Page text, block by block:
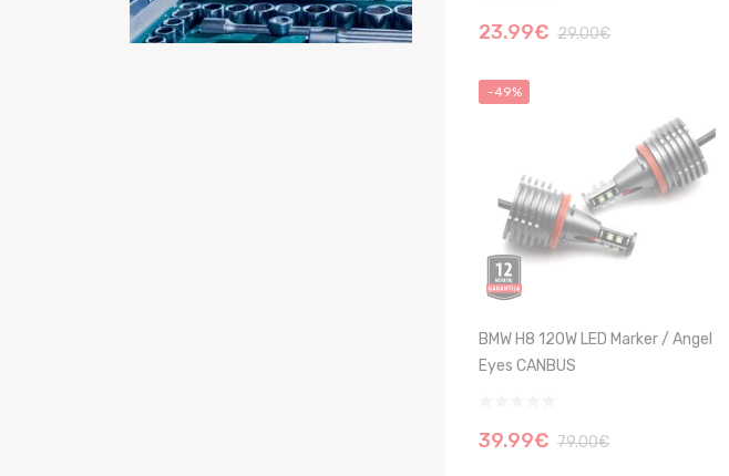
23.99€ 29.00€
-49%
BMW H8 120W LED Marker / Angel
Eyes CANBUS
39.99€ 79.00€